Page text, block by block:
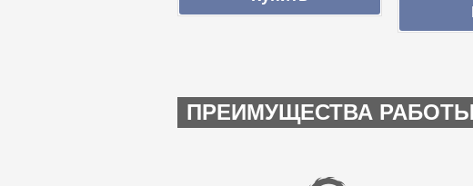
ПРЕИМУЩЕСТВА